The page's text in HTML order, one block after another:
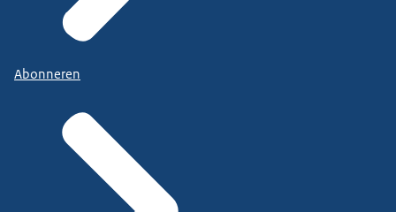
Abonneren